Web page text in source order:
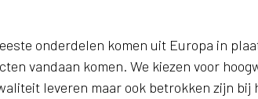
onderdelen komen uit Europa in
vandaan komen. We kiezen voor
leveren maar ook betrokken zijn bij